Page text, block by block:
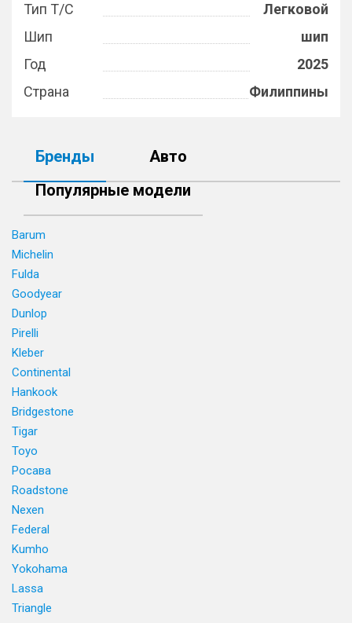
Тип Т/С
Легковой
Шип
шип
Год
2025
Страна
Филиппины
Бренды
Авто
Популярные модели
Barum
Michelin
Fulda
Goodyear
Dunlop
Pirelli
Kleber
Continental
Hankook
Bridgestone
Tigar
Toyo
Росава
Roadstone
Nexen
Federal
Kumho
Yokohama
Lassa
Triangle